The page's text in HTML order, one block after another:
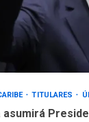
TITULARES
asumirá